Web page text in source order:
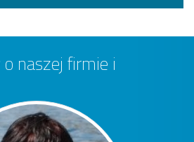
naszej firmie i